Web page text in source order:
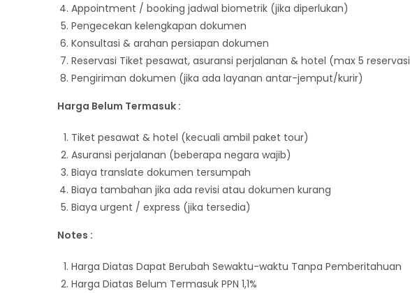
Appointment / booking jadwal biometrik (jika diperlukan)
Pengecekan kelengkapan dokumen
Konsultasi & arahan persiapan dokumen
Reservasi Tiket pesawat, asuransi perjalanan & hotel (max 5
Pengiriman dokumen (jika ada layanan antar-jemput/kurir)
Harga Belum Termasuk :
Tiket pesawat & hotel (kecuali ambil paket tour)
Asuransi perjalanan (beberapa negara wajib)
Biaya translate dokumen tersumpah
Biaya tambahan jika ada revisi atau dokumen kurang
Biaya urgent / express (jika tersedia)
Notes :
Harga Diatas Dapat Berubah Sewaktu-waktu Tanpa Pemberitahuan
Harga Diatas Belum Termasuk PPN 1,1%